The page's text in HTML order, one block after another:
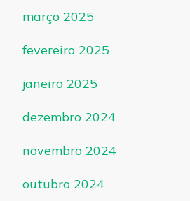
março 2025
fevereiro 2025
janeiro 2025
dezembro 2024
novembro 2024
outubro 2024